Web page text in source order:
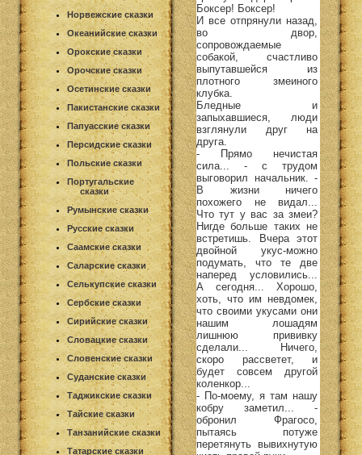
Норвежские сказки
Океанийские сказки
Орокские сказки
Орочские сказки
Осетинские сказки
Пакистанские сказки
Папуасские сказки
Персидские сказки
Польские сказки
Португальские
сказки
Румынские сказки
Русские сказки
Саамские сказки
Саларские сказки
Селькупские сказки
Сербские сказки
Сирийские сказки
Словацкие сказки
Словенские сказки
Суданские сказки
Таджикские сказки
Тайские сказки
Танзанийские сказки
Татарские сказки
Боксер! Боксер!
И все отпрянули назад,
во двор,
сопровождаемые
собакой, счастливо
выпутавшейся из
плотного змеиного
клубка.
Бледные и
запыхавшиеся, люди
взглянули друг на
друга.
- Прямо нечистая
сила... - с трудом
выговорил начальник. -
В жизни ничего
похожего не видал...
Что тут у вас за змеи?
Нигде больше таких не
встретишь. Вчера этот
двойной укус-можно
подумать, что те две
наперед условились...
А сегодня... Хорошо,
хоть, что им невдомек,
что своими укусами они
нашим лошадям
лишнюю прививку
сделали... Ничего,
скоро рассветет, и
будет совсем другой
коленкор...
- По-моему, я там нашу
кобру заметил... -
обронил Фрагосо,
пытаясь потуже
перетянуть вывихнутую